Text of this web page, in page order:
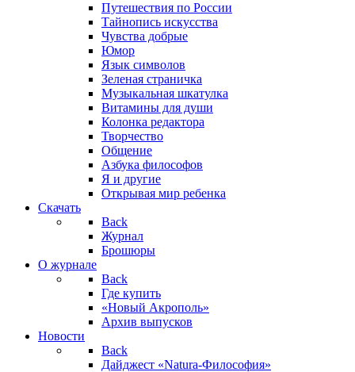
Путешествия по России
Тайнопись искусства
Чувства добрые
Юмор
Язык символов
Зеленая страничка
Музыкальная шкатулка
Витамины для души
Колонка редактора
Творчество
Общение
Азбука философов
Я и другие
Открывая мир ребенка
Скачать
Back
Журнал
Брошюры
О журнале
Back
Где купить
«Новый Акрополь»
Архив выпусков
Новости
Back
Дайджест «Natura-Философия»